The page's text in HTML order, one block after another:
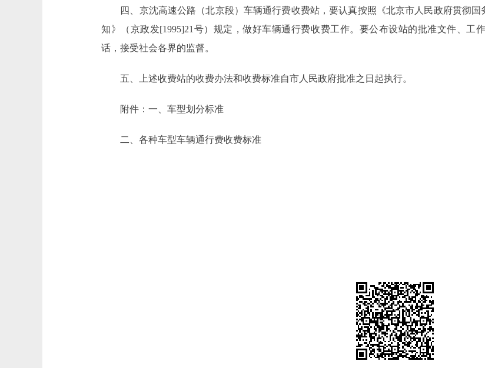
四、京沈高速公路（北京段）车辆通行费收费站，要认真按照《北京市人民政府贯彻国
知》（京政发[1995]21号）规定，做好车辆通行费收费工作。要公布设站的批准文件、工
话，接受社会各界的监督。
五、上述收费站的收费办法和收费标准自市人民政府批准之日起执行。
附件：一、车型划分标准
二、各种车型车辆通行费收费标准